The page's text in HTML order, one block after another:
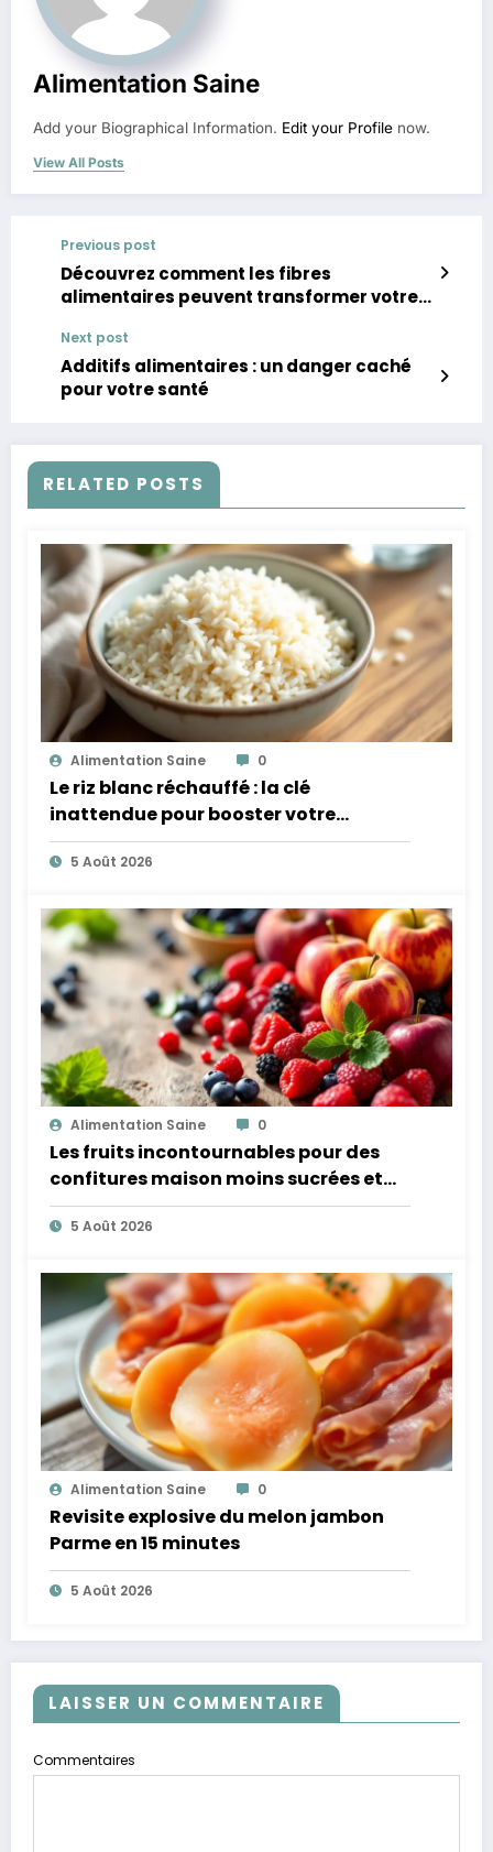
Alimentation Saine
Add your Biographical Information. Edit your Profile now.
View All Posts
Previous post
Découvrez comment les fibres
alimentaires peuvent transformer votre
Next post
Additifs alimentaires : un danger caché
pour votre santé
RELATED POSTS
Alimentation Saine 0
Le riz blanc réchauffé : la clé
inattendue pour booster votre
microbiote
5 Août 2026
Alimentation Saine 0
Les fruits incontournables pour des
confitures maison moins sucrées et
plus légères
5 Août 2026
Alimentation Saine 0
Revisite explosive du melon jambon
Parme en 15 minutes
5 Août 2026
LAISSER UN COMMENTAIRE
Commentaires